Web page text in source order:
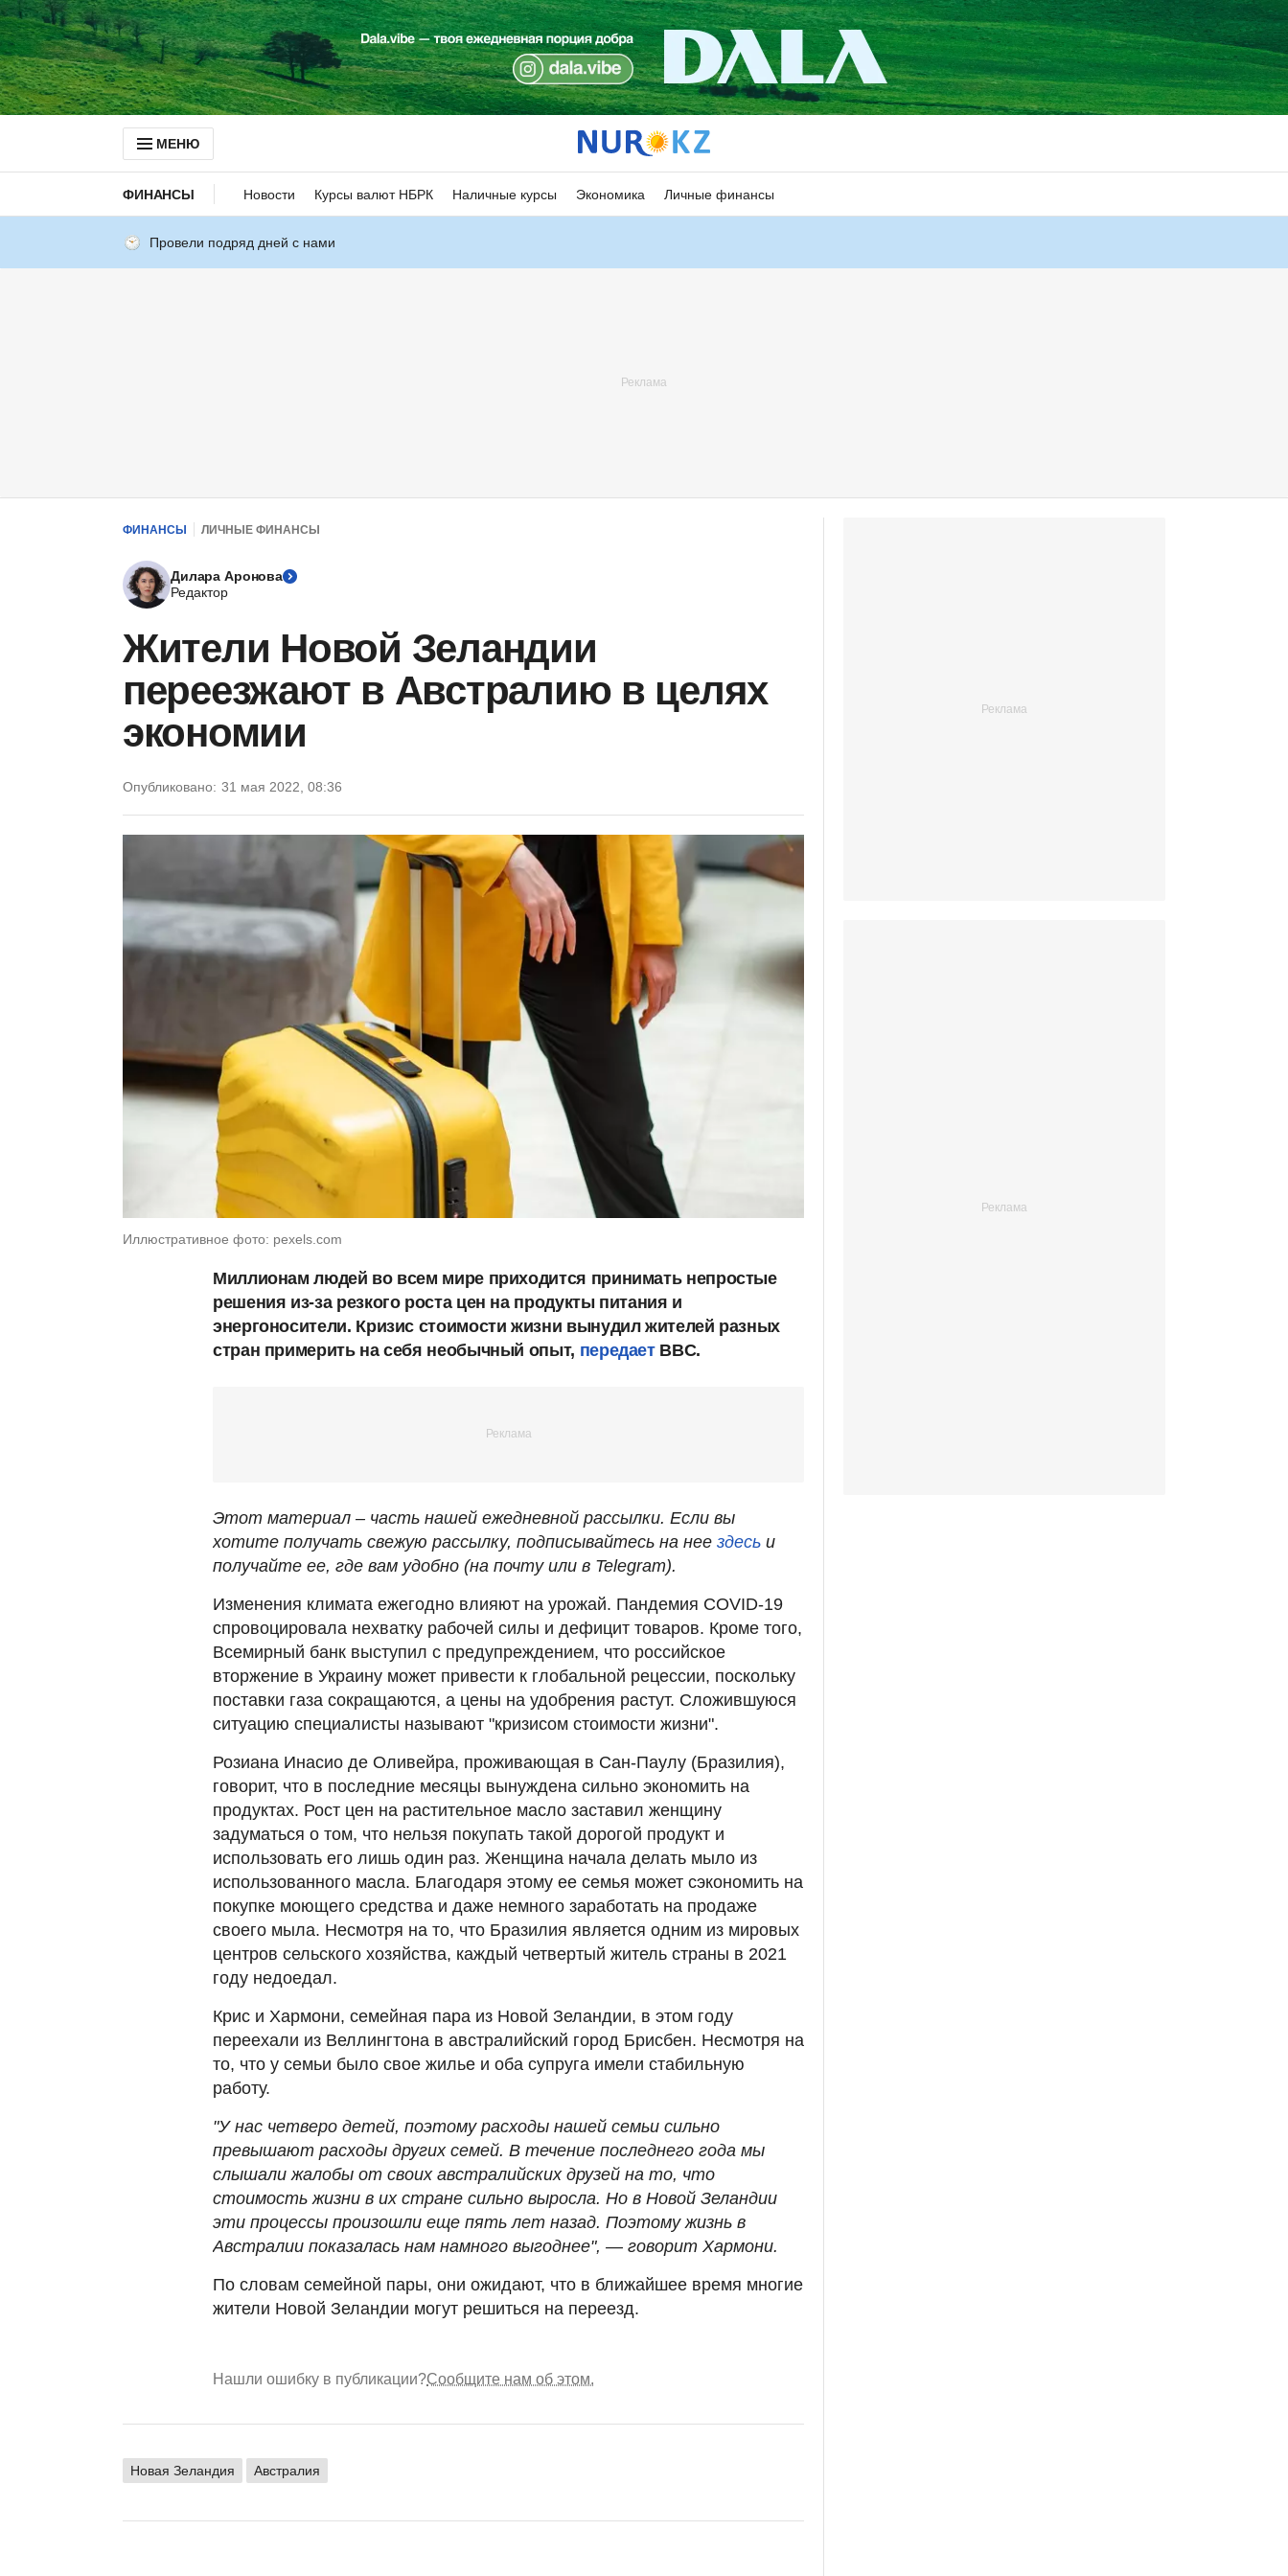
МЕНЮ
ФИНАНСЫ Новости Курсы валют НБРК Наличные курсы Экономика Личные финансы
Провели подряд дней с нами
ФИНАНСЫ ЛИЧНЫЕ ФИНАНСЫ
Дилара Аронова
Редактор
Жители Новой Зеландии
переезжают в Австралию в целях
экономии
Опубликовано: 31 мая 2022, 08:36
Иллюстративное фото: pexels.com
Миллионам людей во всем мире приходится принимать непростые
решения из-за резкого роста цен на продукты питания и
энергоносители. Кризис стоимости жизни вынудил жителей разных
стран примерить на себя необычный опыт, передаетBBC.
Этот материал – часть нашей ежедневной рассылки. Если вы
хотите получать свежую рассылку, подписывайтесь на нее здесь и
получайте ее, где вам удобно (на почту или в Telegram).
Изменения климата ежегодно влияют на урожай. Пандемия COVID-19
спровоцировала нехватку рабочей силы и дефицит товаров. Кроме того,
Всемирный банк выступил с предупреждением, что российское
вторжение в Украину может привести к глобальной рецессии, поскольку
поставки газа сокращаются, а цены на удобрения растут. Сложившуюся
ситуацию специалисты называют "кризисом стоимости жизни".
Розиана Инасио де Оливейра, проживающая в Сан-Паулу (Бразилия),
говорит, что в последние месяцы вынуждена сильно экономить на
продуктах. Рост цен на растительное масло заставил женщину
задуматься о том, что нельзя покупать такой дорогой продукт и
использовать его лишь один раз. Женщина начала делать мыло из
использованного масла. Благодаря этому ее семья может сэкономить на
покупке моющего средства и даже немного заработать на продаже
своего мыла. Несмотря на то, что Бразилия является одним из мировых
центров сельского хозяйства, каждый четвертый житель страны в 2021
году недоедал.
Крис и Хармони, семейная пара из Новой Зеландии, в этом году
переехали из Веллингтона в австралийский город Брисбен. Несмотря на
то, что у семьи было свое жилье и оба супруга имели стабильную
работу.
"У нас четверо детей, поэтому расходы нашей семьи сильно
превышают расходы других семей. В течение последнего года мы
слышали жалобы от своих австралийских друзей на то, что
стоимость жизни в их стране сильно выросла. Но в Новой Зеландии
эти процессы произошли еще пять лет назад. Поэтому жизнь в
Австралии показалась нам намного выгоднее", — говорит Хармони.
По словам семейной пары, они ожидают, что в ближайшее время многие
жители Новой Зеландии могут решиться на переезд.
Нашли ошибку в публикации?Сообщите нам об этом.
Новая Зеландия Австралия